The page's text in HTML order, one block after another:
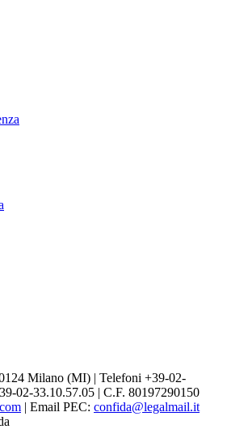
Milano (MI) | Telefoni +39-02-
02-33.10.57.05 | C.F. 80197290150
| Email PEC: confida@legalmail.it